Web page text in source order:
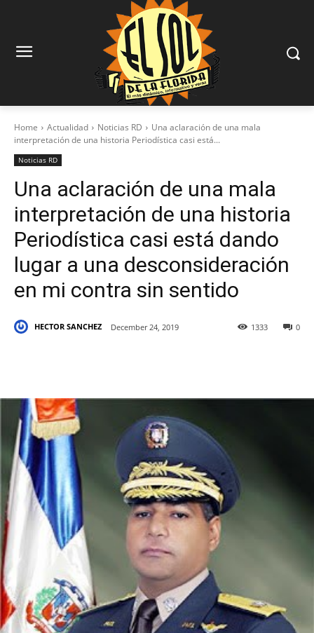
Home Actualidad Noticias RD
Una aclaración de una mala
interpretación de una historia Periodística casi está...
Noticias RD
Una aclaración de una mala
interpretación de una historia
Periodística casi está dando
lugar a una desconsideración
en mi contra sin sentido
HECTOR SANCHEZ December 24, 2019 0
1333